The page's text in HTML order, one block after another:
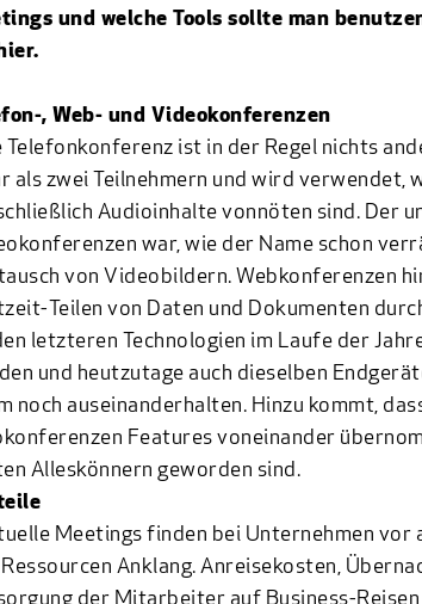
und welche Tools sollte man
, Web- und Videokonferenzen
Telefonkonferenz ist in der Regel nichts
als zwei Teilnehmern und wird verwendet,
Audioinhalte vonnöten sind. Der
war, wie der Name schon
von Videobildern. Webkonferenzen
Teilen von Daten und Dokumenten
letzteren Technologien im Laufe der
und heutzutage auch dieselben
noch auseinanderhalten. Hinzu kommt,
Features voneinander
Alleskönnern geworden sind.
Meetings finden bei Unternehmen vor
Anklang. Anreisekosten,